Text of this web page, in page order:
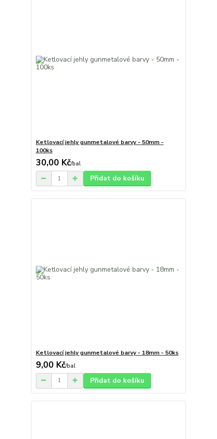
Ketlovací jehly gunmetalové barvy - 50mm -
100ks
30,00 Kč/bal
Přidat do košíku
Ketlovací jehly gunmetalové barvy - 18mm - 50ks
9,00 Kč/bal
Přidat do košíku